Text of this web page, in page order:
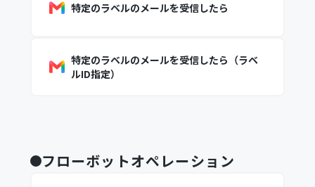
特定のラベルのメールを受信したら
特定のラベルのメールを受信したら（ラベ
ルID指定）
フローボットオペレーション